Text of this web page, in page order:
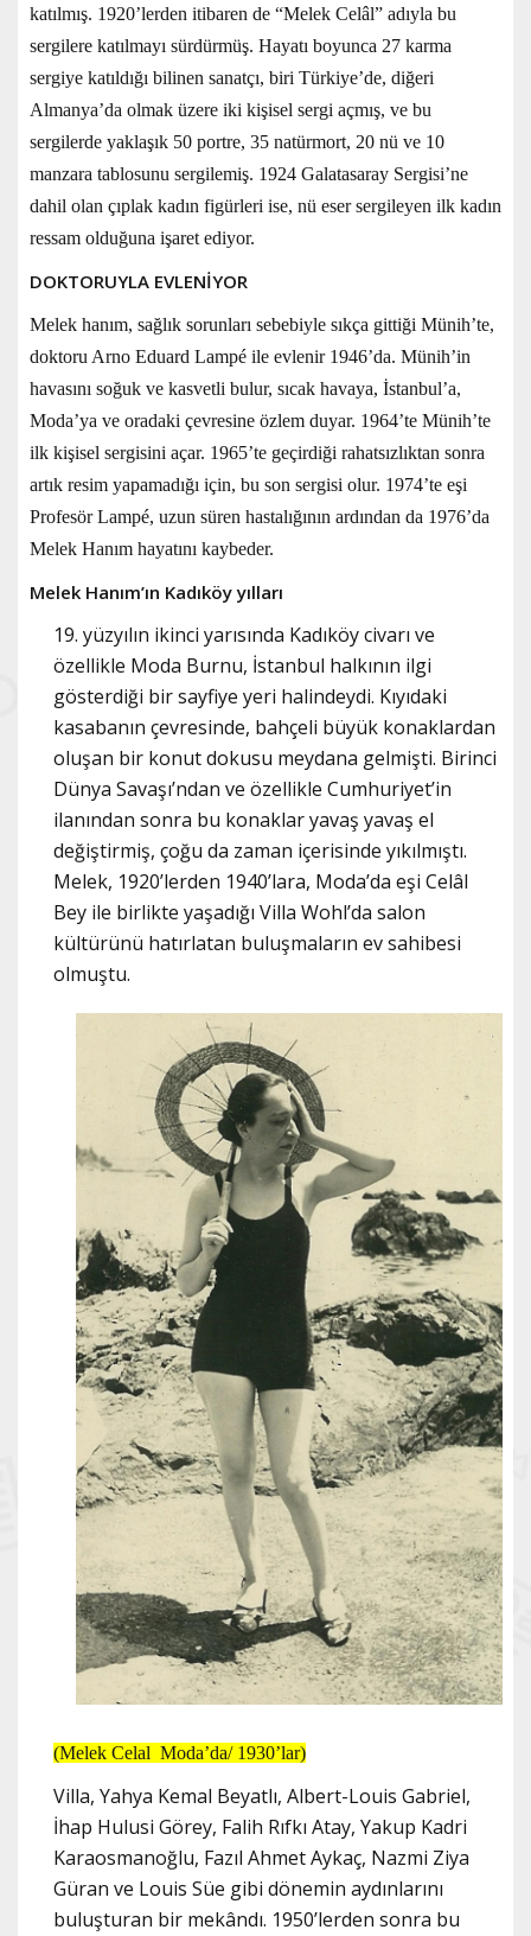
katılmış. 1920’lerden itibaren de “Melek Celâl” adıyla bu
sergilere katılmayı sürdürmüş. Hayatı boyunca 27 karma
sergiye katıldığı bilinen sanatçı, biri Türkiye’de, diğeri
Almanya’da olmak üzere iki kişisel sergi açmış, ve bu
sergilerde yaklaşık 50 portre, 35 natürmort, 20 nü ve 10
manzara tablosunu sergilemiş. 1924 Galatasaray Sergisi’ne
dahil olan çıplak kadın figürleri ise, nü eser sergileyen ilk kadın
ressam olduğuna işaret ediyor.
DOKTORUYLA EVLENİYOR
Melek hanım, sağlık sorunları sebebiyle sıkça gittiği Münih’te,
doktoru Arno Eduard Lampé ile evlenir 1946’da. Münih’in
havasını soğuk ve kasvetli bulur, sıcak havaya, İstanbul’a,
Moda’ya ve oradaki çevresine özlem duyar. 1964’te Münih’te
ilk kişisel sergisini açar. 1965’te geçirdiği rahatsızlıktan sonra
artık resim yapamadığı için, bu son sergisi olur. 1974’te eşi
Profesör Lampé, uzun süren hastalığının ardından da 1976’da
Melek Hanım hayatını kaybeder.
Melek Hanım’ın Kadıköy yılları
19. yüzyılın ikinci yarısında Kadıköy civarı ve
özellikle Moda Burnu, İstanbul halkının ilgi
gösterdiği bir sayfiye yeri halindeydi. Kıyıdaki
kasabanın çevresinde, bahçeli büyük konaklardan
oluşan bir konut dokusu meydana gelmişti. Birinci
Dünya Savaşı’ndan ve özellikle Cumhuriyet’in
ilanından sonra bu konaklar yavaş yavaş el
değiştirmiş, çoğu da zaman içerisinde yıkılmıştı.
Melek, 1920’lerden 1940’lara, Moda’da eşi Celâl
Bey ile birlikte yaşadığı Villa Wohl’da salon
kültürünü hatırlatan buluşmaların ev sahibesi
olmuştu.
(Melek Celal Moda’da/ 1930’lar)
Villa, Yahya Kemal Beyatlı, Albert-Louis Gabriel,
İhap Hulusi Görey, Falih Rıfkı Atay, Yakup Kadri
Karaosmanoğlu, Fazıl Ahmet Aykaç, Nazmi Ziya
Güran ve Louis Süe gibi dönemin aydınlarını
buluşturan bir mekândı. 1950’lerden sonra bu